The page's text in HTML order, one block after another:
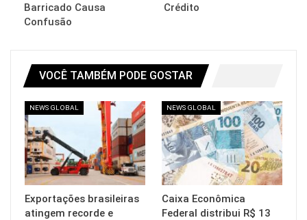
Barricado Causa
Confusão
Crédito
VOCÊ TAMBÉM PODE GOSTAR
NEWS GLOBAL
Exportações brasileiras
atingem recorde e
NEWS GLOBAL
Caixa Econômica
Federal distribui R$ 13